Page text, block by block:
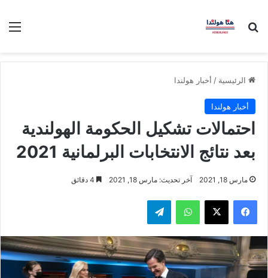
بحث عن
الرئيسية / أخبار هولندا
أخبار هولندا
احتمالات تشكيل الحكومة الهولندية
بعد نتائج الانتخابات البرلمانية 2021
مارس 18, 2021 آخر تحديث: مارس 18, 2021
فيسبوك ‫X واتساب تيلقرام